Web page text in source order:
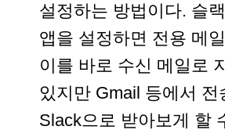
설정하는 방법이다. 슬
앱을 설정하면 전용 메
이를 바로 수신 메일로
있지만 Gmail 등에서 전
Slack으로 받아보게 할